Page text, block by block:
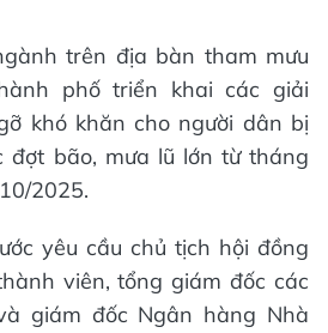
trên địa bàn tham mưu
phố triển khai các giải
khó khăn cho người dân bị
đợt bão, mưa lũ lớn từ tháng
2025.
yêu cầu chủ tịch hội đồng
viên, tổng giám đốc các
giám đốc Ngân hàng Nhà